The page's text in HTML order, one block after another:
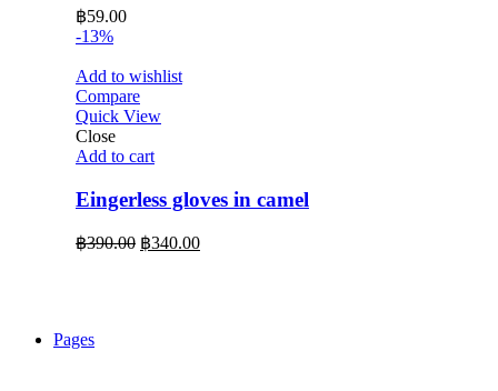
฿59.00
-13%
Add to wishlist
Compare
Quick View
Close
Add to cart
Eingerless gloves in camel
฿390.00 Original
฿340.00Current
Pages